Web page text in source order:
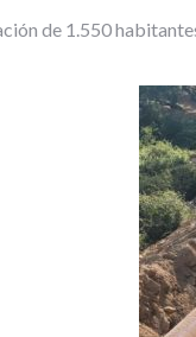
de 1.550